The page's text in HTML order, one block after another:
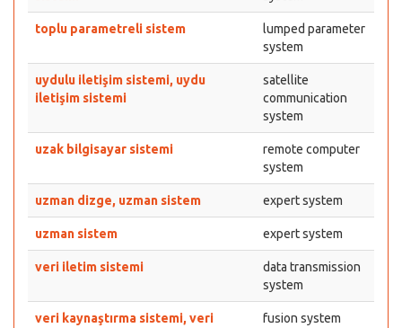
toplu parametreli sistem
lumped parameter
system
uydulu iletişim sistemi, uydu
iletişim sistemi
satellite
communication
system
uzak bilgisayar sistemi
remote computer
system
uzman dizge, uzman sistem expert system
uzman sistem expert system
veri iletim sistemi
data transmission
system
veri kaynaştırma sistemi, veri
fusion system